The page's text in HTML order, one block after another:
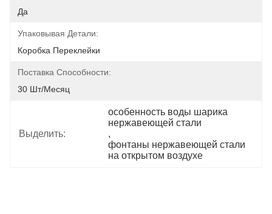
Да
Упаковывая Детали:
Коробка Переклейки
Поставка Способности:
30 Шт/месяц
Выделить:
особенность воды шарика
нержавеющей стали
,
фонтаны нержавеющей стали
на открытом воздухе